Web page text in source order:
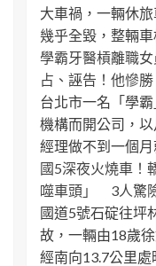
大車禍，一輛休
幾乎全毀，整輛
學霸牙醫槓離職
占、誣告！他慘勝
台北市一名「學
機構而開公司，
經理做不到一個
國5深夜火燒車！
噬車頭」 3人驚
國道5號石碇往坪
故，一輛由18歲
經南向13.7公里